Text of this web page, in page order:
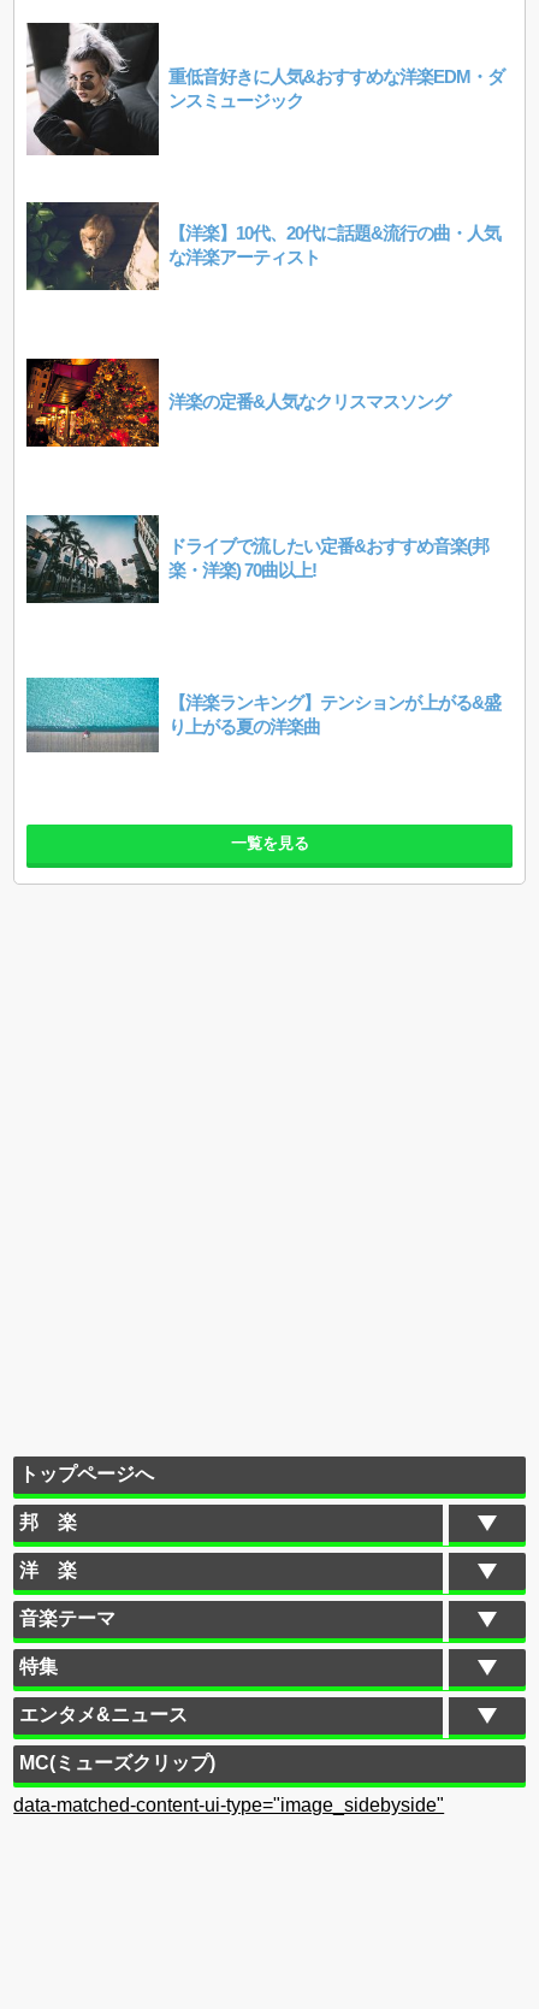
重低音好きに人気&おすすめな洋楽EDM・ダ
ンスミュージック
【洋楽】10代、20代に話題&流行の曲・人気
な洋楽アーティスト
洋楽の定番&人気なクリスマスソング
ドライブで流したい定番&おすすめ音楽(邦
楽・洋楽) 70曲以上!
【洋楽ランキング】テンションが上がる&盛
り上がる夏の洋楽曲
一覧を見る
トップページへ
邦 楽
洋 楽
音楽テーマ
特集
エンタメ&ニュース
MC(ミューズクリップ)
data-matched-content-ui-type="image_sidebyside"